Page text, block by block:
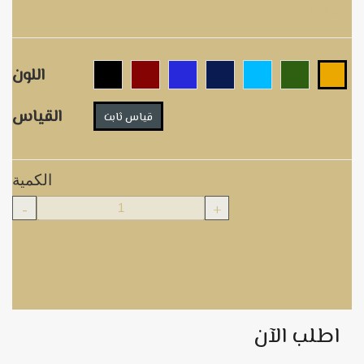
اللون
القياس
قياس ثابت
الكمية
- +
اطلب الآن